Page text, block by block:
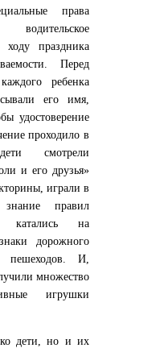
права
ходу праздника
Перед
ребенка
его имя,
удостоверение
проходило в
смотрели
и его друзья»
играли в
правил
катались на
дорожного
пешеходов. И,
множество
игрушки
дети, но и их